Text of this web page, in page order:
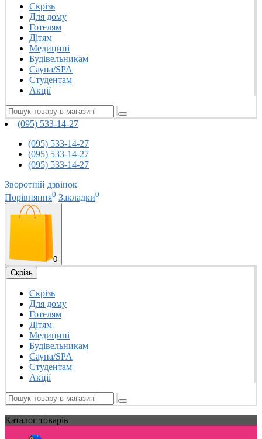
Скрізь
Для дому
Готелям
Дітям
Медицині
Будівельникам
Сауна/SPA
Студентам
Акції
(095) 533-14-27
(095) 533-14-27
(095) 533-14-27
(095) 533-14-27
Зворотній дзвінок
Порівняння0 Закладки0
0
Скрізь
Скрізь
Для дому
Готелям
Дітям
Медицині
Будівельникам
Сауна/SPA
Студентам
Акції
Каталог товарів